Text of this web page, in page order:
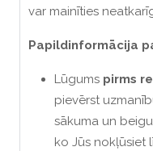
var mainīties
Papildinformācija
Lūgums pirms
pievērst
sākuma un
ko Jūs nokļūsiet